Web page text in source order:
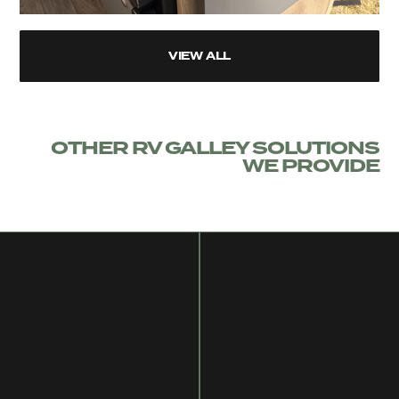
VIEW ALL
OTHER RV GALLEY SOLUTIONS
WE PROVIDE